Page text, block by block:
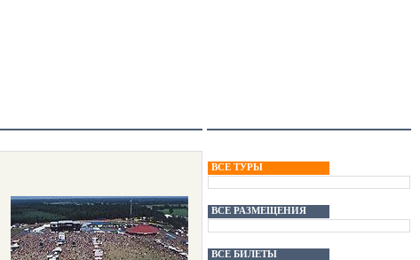
ВСЕ ТУРЫ
ВСЕ РАЗМЕЩЕНИЯ
ВСЕ БИЛЕТЫ